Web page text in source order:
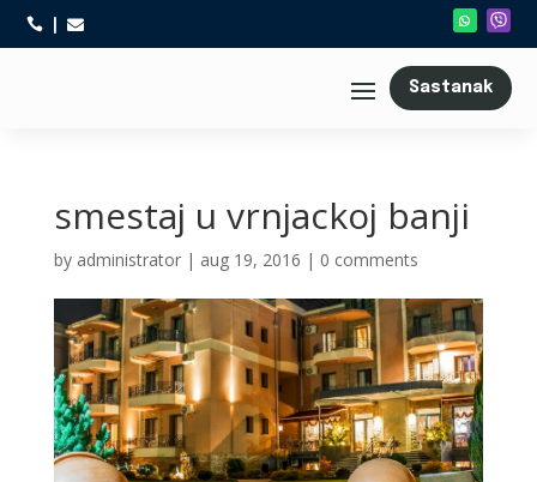
 
Sastanak
smestaj u vrnjackoj banji
by administrator| aug 19, 2016 | 0 comments